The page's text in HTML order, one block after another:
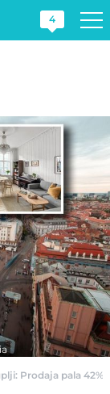
4
Prodaja pala